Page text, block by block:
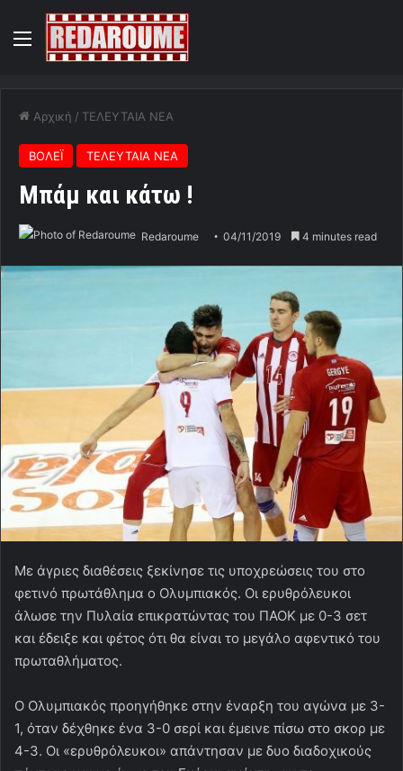
Menu
Αρχική / ΤΕΛΕΥΤΑΙΑ ΝΕΑ
ΒΟΛΕΪ ΤΕΛΕΥΤΑΙΑ ΝΕΑ
Μπάμ και κάτω !
Redaroume 04/11/2019 4 minutes read
Με άγριες διαθέσεις ξεκίνησε τις υποχρεώσεις του στο
φετινό πρωτάθλημα ο Ολυμπιακός. Οι ερυθρόλευκοι
άλωσε την Πυλαία επικρατώντας του ΠΑΟΚ με 0-3 σετ
και έδειξε και φέτος ότι θα είναι το μεγάλο αφεντικό του
πρωταθλήματος.
Ο Ολυμπιακός προηγήθηκε στην έναρξη του αγώνα με 3-
1, όταν δέχθηκε ένα 3-0 σερί και έμεινε πίσω στο σκορ με
4-3. Οι «ερυθρόλευκοι» απάντησαν με δυο διαδοχικούς